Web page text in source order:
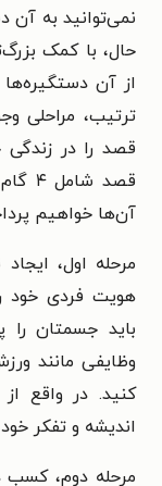
نمی‌توانید به آن
حال، با کمک
از آن
ترتیب، مراحلی
قصد را در
آن‌ها خواهیم
مرحله اول،
هویت فردی خود
باید جسمتان
وظایفی مانند
کنید. در واقع
اندیشه و تفکر خود
مرحله دوم،